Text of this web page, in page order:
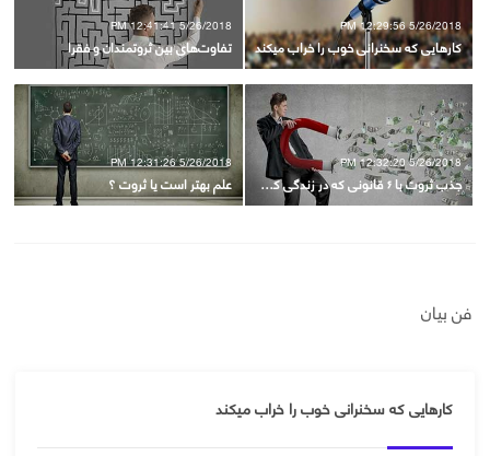
5/26/2018 12:29:56 PM
کارهایی که سخنرانی خوب را خراب میکند
5/26/2018 12:41:41 PM
تفاوت‌های بین ثروتمندان و فقرا
5/26/2018 12:32:20 PM
جذب ثروت با ۶ قانونی که در زندگی کمک‌تان می‌کند
5/26/2018 12:31:26 PM
علم بهتر است یا ثروت ؟
فن بیان
کارهایی که سخنرانی خوب را خراب میکند